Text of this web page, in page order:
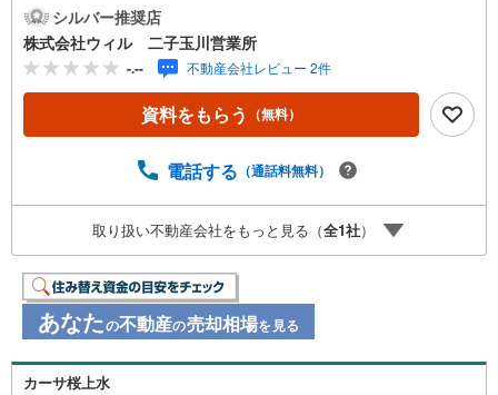
ベーション済み、洗練されたホテルライクな内装！◆各居
室を扉で区切らず動線スムーズ！◆明るい全室採光設計！
気持ちよく過ごせます！◆大型納戸のある収納豊富なレイ
アウト！◆DENスペースは、テレワーク等にもおすすめで
す！◆西側・北側の窓は二重サッシ！◆「まいばすけっと
（代田橋駅北店）」まで徒歩約4分◆「スーパーつかさ（杉
記時間はお電話が繋がりやすくなっております。ぜひお気
を見学する（無料）」ボタンよりご希望の日時をご記入い
ただけますとスムーズにご案内が可能です。【ウィル不動
産販売はここが強み】（1）住宅ローンに精通しており、社
内にローン専門部署があります！（2）施工実績多数のリフ
ォーム部門も社内にあります！（3）定休日なし！
シルバー推奨店
株式会社ウィル 二子玉川営業所
-.-- 不動産会社レビュー 2件
資料をもらう （無料）
電話する （通話料無料）
取り扱い不動産会社をもっと見る（全1社）
あなたの不動産の売却相場を見る
カーサ桜上水